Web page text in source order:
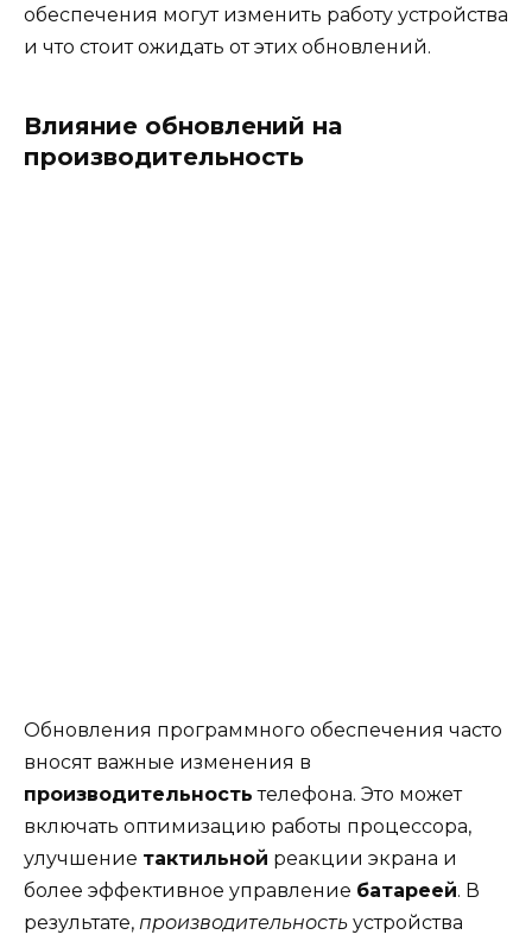
обеспечения могут изменить работу устройства
и что стоит ожидать от этих обновлений.
Влияние обновлений на
производительность
Обновления программного обеспечения часто
вносят важные изменения в
производительность телефона. Это может
включать оптимизацию работы процессора,
улучшение тактильной реакции экрана и
более эффективное управление батареей. В
результате, производительность устройства